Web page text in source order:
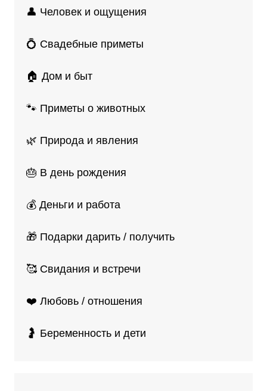
👤 Человек и ощущения
💍 Свадебные приметы
🏠 Дом и быт
🐾 Приметы о животных
🌿 Природа и явления
🎂 В день рождения
💰 Деньги и работа
🎁 Подарки дарить / получить
🥰 Свидания и встречи
❤️ Любовь / отношения
🤰 Беременность и дети